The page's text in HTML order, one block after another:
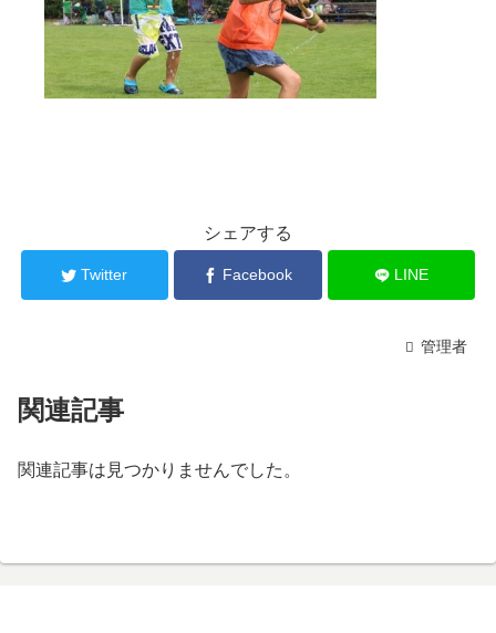
シェアする
Twitter Facebook LINE
管理者
関連記事
関連記事は見つかりませんでした。